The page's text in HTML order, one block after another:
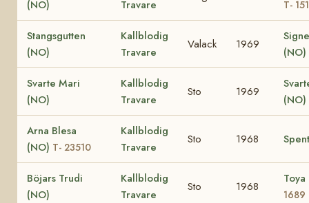
(NO)
Travare
T-
Stangsgutten
(NO)
Kallblodig
Travare
Valack 1969
(NO)
Svarte Mari
(NO)
Kallblodig
Travare
Sto 1969
(NO)
Arna Blesa
(NO) T- 23510
Kallblodig
Travare
Sto 1968
Böjars Trudi
(NO)
Kallblodig
Travare
Sto 1968
1689